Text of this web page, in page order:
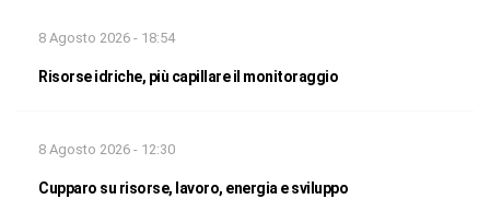
8 Agosto 2026 - 18:54
Risorse idriche, più capillare il monitoraggio
8 Agosto 2026 - 12:30
Cupparo su risorse, lavoro, energia e sviluppo